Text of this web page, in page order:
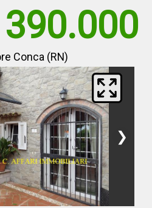
Conca (RN)
❯